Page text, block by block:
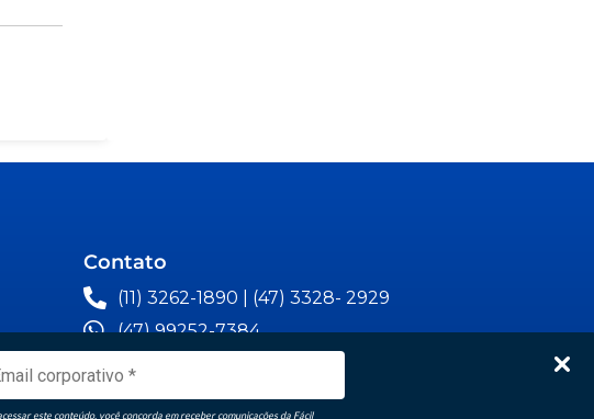
este conteúdo, você concorda em receber comunicações da Fácil
Contato
(11) 3262-1890 | (47) 3328- 2929
(47) 99252-7384
Matriz: Rua Ângelo Dias, 220,